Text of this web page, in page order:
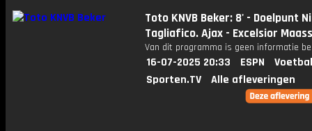
Toto KNVB Beker: 8' - Doelpunt
Tagliafico. Ajax - Excelsior
Van dit programma is geen informatie
16-07-2025 20:33 ESPN
Sporten.TV
Alle afleveringen